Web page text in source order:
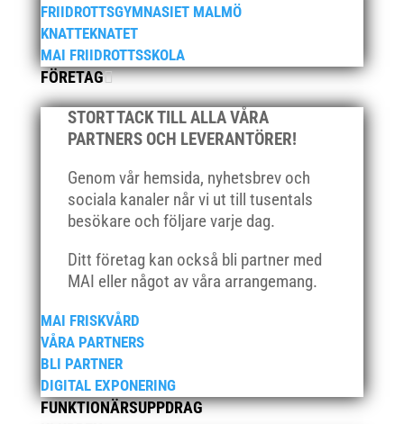
FRIIDROTTSGYMNASIET MALMÖ
KNATTEKNATET
MAI FRIIDROTTSSKOLA
FÖRETAG
STORT TACK TILL ALLA VÅRA
PARTNERS OCH LEVERANTÖRER!
Genom vår hemsida, nyhetsbrev och
sociala kanaler når vi ut till tusentals
besökare och följare varje dag.
Ditt företag kan också bli partner med
MAI eller något av våra arrangemang.
MAI FRISKVÅRD
VÅRA PARTNERS
BLI PARTNER
DIGITAL EXPONERING
FUNKTIONÄRSUPPDRAG
februari 2021
december 2020
november 2020
oktober 2020
september 2020
juni 2020
april 2020
februari 2020
november 2019
oktober 2019
september 2019
augusti 2019